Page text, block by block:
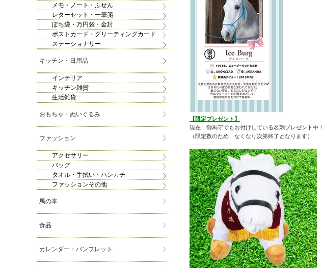
【限定プレゼント】
現在、御馬守でもお付けしている名刺プレゼント中！
（限定数のため、なくなり次第終了となります）
--------------------
メモ・ノート・ふせん
レターセット・一筆箋
ぽち袋・万円袋・金封
ポストカード・グリーティングカード
ステーショナリー
キッチン・日用品
インテリア
キッチン雑貨
生活雑貨
おもちゃ・ぬいぐるみ
ファッション
アクセサリー
バッグ
タオル・手拭い・ハンカチ
ファッションその他
馬の本
食品
カレンダー・パンフレット